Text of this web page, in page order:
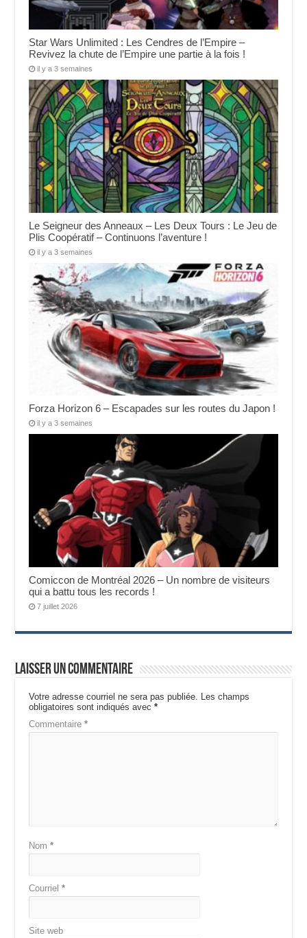
Star Wars Unlimited : Les Cendres de l’Empire –
Revivez la chute de l’Empire une partie à la fois !
il y a 3 semaines
Le Seigneur des Anneaux – Les Deux Tours : Le Jeu de
Plis Coopératif – Continuons l’aventure !
il y a 3 semaines
Forza Horizon 6 – Escapades sur les routes du Japon !
il y a 3 semaines
Comiccon de Montréal 2026 – Un nombre de visiteurs
qui a battu tous les records !
7 juillet 2026
Laisser un commentaire
Votre adresse courriel ne sera pas publiée. Les champs
obligatoires sont indiqués avec*
Commentaire*
Nom*
Courriel*
Site web